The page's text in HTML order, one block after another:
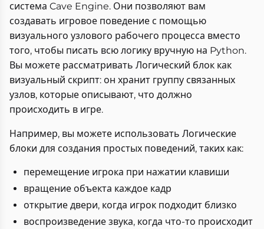
система Cave Engine. Они позволяют вам
создавать игровое поведение с помощью
визуального узлового рабочего процесса вместо
того, чтобы писать всю логику вручную на Python.
Вы можете рассматривать Логический блок как
визуальный скрипт: он хранит группу связанных
узлов, которые описывают, что должно
происходить в игре.
Например, вы можете использовать Логические
блоки для создания простых поведений, таких как:
перемещение игрока при нажатии клавиши
вращение объекта каждое кадр
открытие двери, когда игрок подходит близко
воспроизведение звука, когда что-то происходит